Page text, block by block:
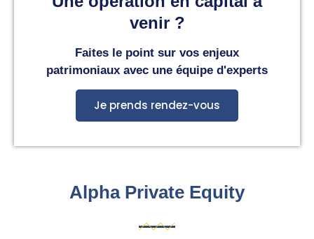
venir ?
Faites le point sur vos enjeux
patrimoniaux avec une équipe d'experts
Je prends rendez-vous
Alpha Private Equity